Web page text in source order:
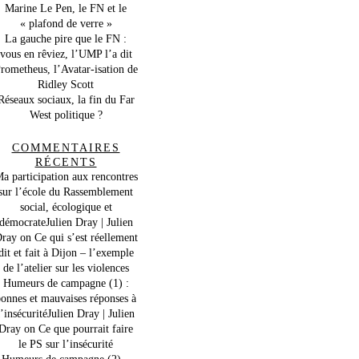
Marine Le Pen, le FN et le
« plafond de verre »
La gauche pire que le FN :
vous en rêviez, l’UMP l’a dit
l’Avatar-isation de
Ridley Scott
sociaux, la fin du Far
West politique ?
COMMENTAIRES
RÉCENTS
participation aux rencontres
l’école du Rassemblement
social, écologique et
démocrateJulien Dray | Julien
on Ce qui s’est réellement
et fait à Dijon – l’exemple
de l’atelier sur les violences
Humeurs de campagne (1) :
et mauvaises réponses à
Dray | Julien
on Ce que pourrait faire
le PS sur l’insécurité